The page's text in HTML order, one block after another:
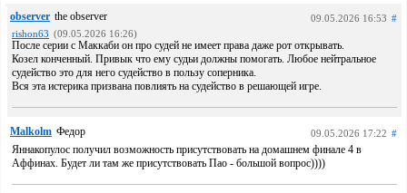
observer the observer 09.05.2026 16:53 #
rishon63 (09.05.2026 16:26)
После серии с Маккаби он про судей не имеет права даже рот открывать.
Козел конченный. Привык что ему судьи должны помогать. Любое нейтральное
судейство это для него судейство в пользу соперника.
Вся эта истерика призвана повлиять на судейство в решающей игре.
Malkolm Федор 09.05.2026 17:22 #
Яннакопулос получил возможность присутствовать на домашнем финале 4 в
Аффинах. Будет ли там же присутствовать Пао - большой вопрос))))